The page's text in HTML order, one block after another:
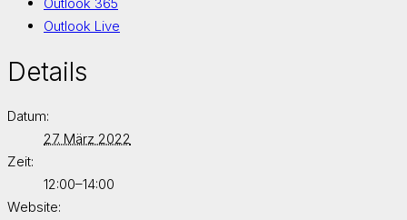
Outlook 365
Outlook Live
Details
Datum:
27. März 2022
Zeit:
12:00–14:00
Website: